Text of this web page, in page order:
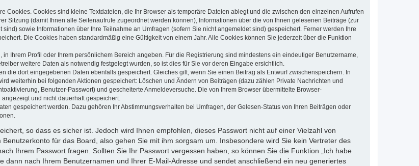
Cookies. Cookies sind kleine Textdateien, die Ihr Browser als temporäre Dateien ablegt und die zwischen den einzelnen Aufrufen
Sitzung (damit Ihnen alle Seitenaufrufe zugeordnet werden können), Informationen über die von Ihnen gelesenen Beiträge (zur
sowie Informationen über Ihre Teilnahme an Umfragen (sofern Sie nicht angemeldet sind) gespeichert. Ferner werden Ihre
Die Cookies haben standardmäßig eine Gültigkeit von einem Jahr. Alle Cookies können Sie jederzeit über die Funktion
Ihrem Profil oder Ihrem persönlichem Bereich angeben. Für die Registrierung sind mindestens ein eindeutiger Benutzername,
weitere Daten als notwendig festgelegt wurden, so ist dies für Sie vor deren Eingabe ersichtlich.
die dort eingegebenen Daten ebenfalls gespeichert. Gleiches gilt, wenn Sie einen Beitrag als Entwurf zwischenspeichern. In
weiterhin bei folgenden Aktionen gespeichert: Löschen und Ändern von Beiträgen (dazu zählen Private Nachrichten und
Benutzer-Passwort) und gescheiterte Anmeldeversuche. Die von Ihrem Browser übermittelte Browser-
und nicht dauerhaft gespeichert.
gespeichert werden. Dazu gehören Ihr Abstimmungsverhalten bei Umfragen, der Gelesen-Status von Ihren Beiträgen oder
so dass es sicher ist. Jedoch wird Ihnen empfohlen, dieses Passwort nicht auf einer Vielzahl von
für das Board, also gehen Sie mit ihm sorgsam um. Insbesondere wird Sie kein Vertreter des
Ihrem Passwort fragen. Sollten Sie Ihr Passwort vergessen haben, so können Sie die Funktion „Ich habe
dann nach Ihrem Benutzernamen und Ihrer E-Mail-Adresse und sendet anschließend ein neu generiertes